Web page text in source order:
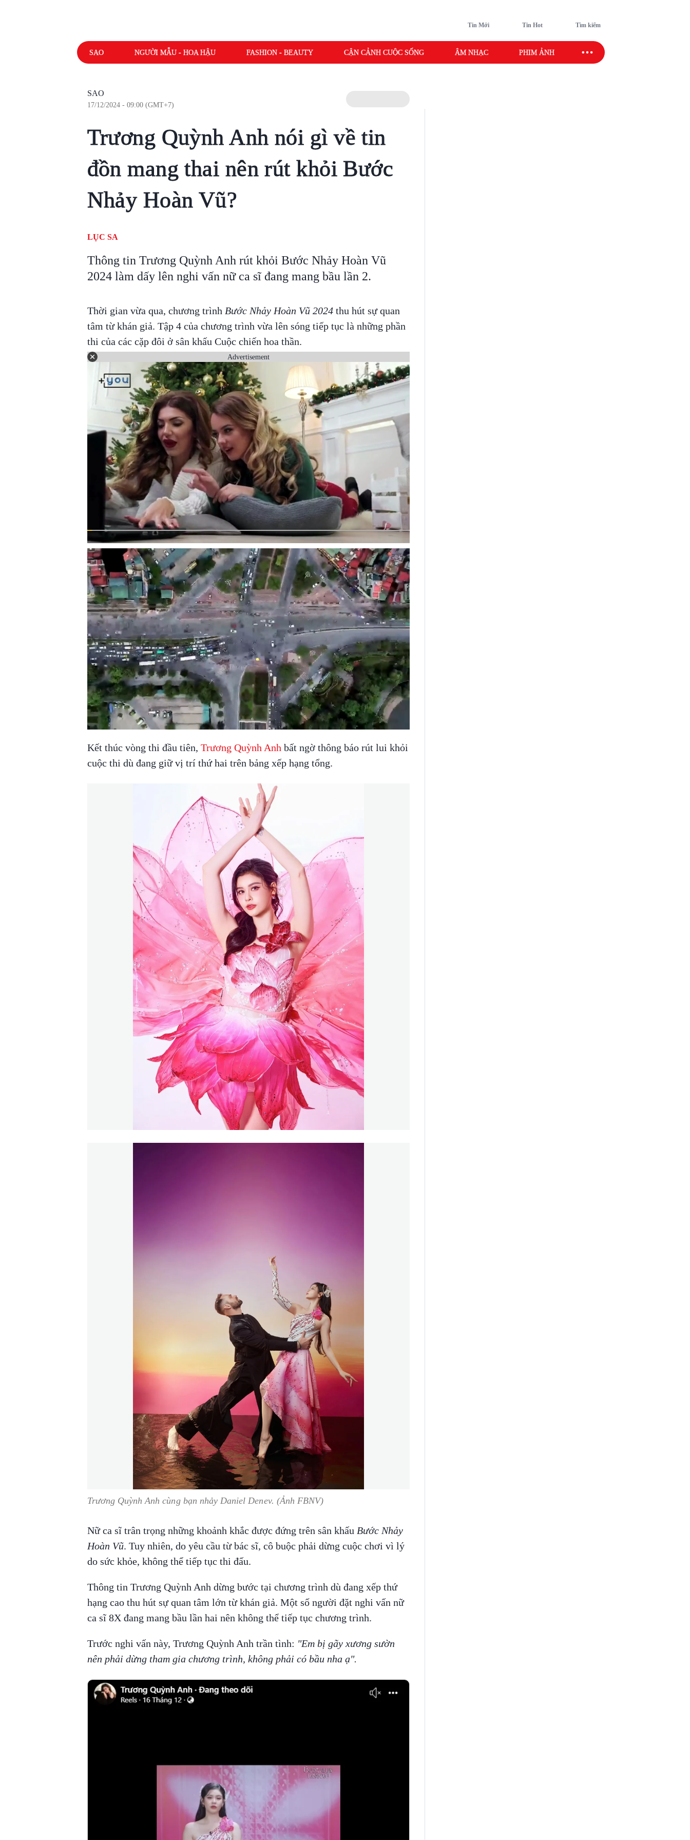
Tin Mới Tin Hot Tìm kiếm
SAO NGƯỜI MẪU - HOA HẬU FASHION - BEAUTY CẬN CẢNH CUỘC SỐNG ÂM NHẠC PHIM ẢNH SAO SPORT
SAO
17/12/2024 - 09:00 (GMT+7)
Trương Quỳnh Anh nói gì về tin
đồn mang thai nên rút khỏi Bước
Nhảy Hoàn Vũ?
LỤC SA
Thông tin Trương Quỳnh Anh rút khỏi Bước Nhảy Hoàn Vũ
2024 làm dấy lên nghi vấn nữ ca sĩ đang mang bầu lần 2.
Thời gian vừa qua, chương trình Bước Nhảy Hoàn Vũ 2024thu hút sự quan
tâm từ khán giả. Tập 4 của chương trình vừa lên sóng tiếp tục là những phần
thi của các cặp đôi ở sân khấu Cuộc chiến hoa thần.
Advertisement
Kết thúc vòng thi đầu tiên, Trương Quỳnh Anh bất ngờ thông báo rút lui khỏi
cuộc thi dù đang giữ vị trí thứ hai trên bảng xếp hạng tổng.
Trương Quỳnh Anh cùng bạn nhảy Daniel Denev. (Ảnh FBNV)
Nữ ca sĩ trân trọng những khoảnh khắc được đứng trên sân khấu Bước Nhảy
Hoàn Vũ. Tuy nhiên, do yêu cầu từ bác sĩ, cô buộc phải dừng cuộc chơi vì lý
do sức khỏe, không thể tiếp tục thi đấu.
Thông tin Trương Quỳnh Anh dừng bước tại chương trình dù đang xếp thứ
hạng cao thu hút sự quan tâm lớn từ khán giả. Một số người đặt nghi vấn nữ
ca sĩ 8X đang mang bầu lần hai nên không thể tiếp tục chương trình.
Trước nghi vấn này, Trương Quỳnh Anh trần tình: "Em bị gãy xương sườn
nên phải dừng tham gia chương trình, không phải có bầu nha ạ".